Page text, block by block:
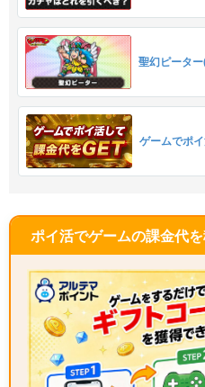
聖幻ピータ
ゲームでポ
ポイ活でゲームの課金代を